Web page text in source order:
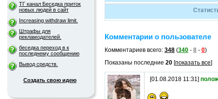
ТГ канал Беседка приток
новых людей в сайт
Increasing withdraw limit.
Штрафы для
рекламодателей.
беседка переход в к
последнему сообщению
Вывод средств.
Создать свою идею
Комментарии о пользователе
Комментариев всего: 348 (340 - 8 - 0)
Показаны последние 20 [показать все]
[01.08.2018 11:31]